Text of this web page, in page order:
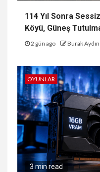
114 Yıl Sonra
Köyü, Güneş
2 gün ago Burak Aydın
OYUNLAR
3 min read